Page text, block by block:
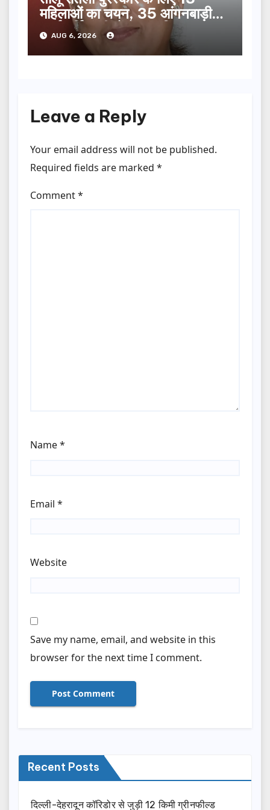
महिलाओं का चयन, 35 आंगनबाड़ी
कार्यकर्तियां भी होंगी सम्मानित…
AUG 6, 2026
Leave a Reply
Your email address will not be published.
Required fields are marked *
Comment*
Name*
Email *
Website
Save my name, email, and website in this
browser for the next time I comment.
Recent Posts
दिल्ली-देहरादून कॉरिडोर से जुड़ी 12 किमी ग्रीनफील्ड